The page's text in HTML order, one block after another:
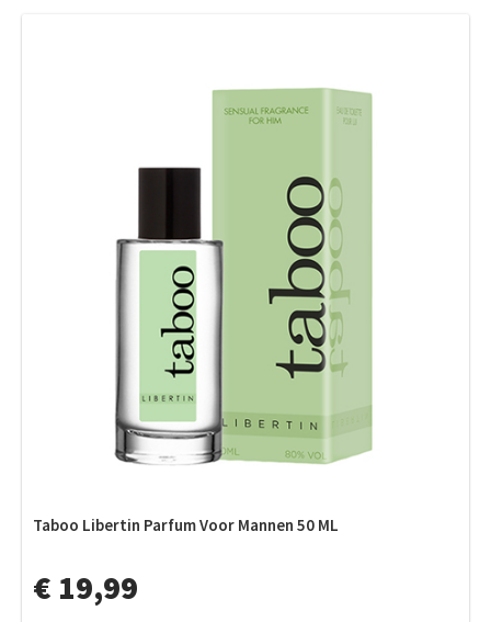
Taboo Libertin Parfum Voor Mannen 50 ML
€ 19,99